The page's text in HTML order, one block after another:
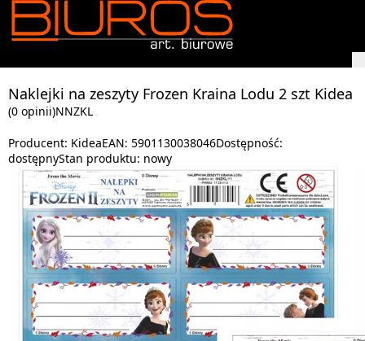
Naklejki na zeszyty Frozen Kraina Lodu 2 szt Kidea
(0 opinii)NNZKL
Producent: KideaEAN: 5901130038046Dostępność:
dostępnyStan produktu: nowy